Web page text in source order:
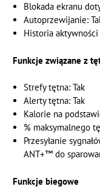
Blokada ekranu
Autoprzewijanie:
Historia aktywności
Funkcje związane z
Strefy tętna: Tak
Alerty tętna: Tak
Kalorie na
% maksymalnego
Przesyłanie
ANT+™ do
Funkcje biegowe